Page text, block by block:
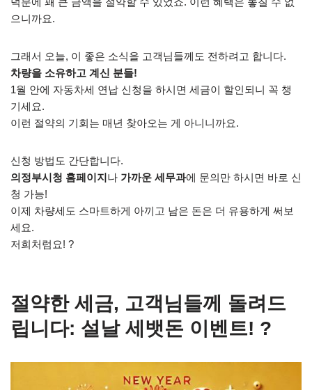
으니까요.
그래서 오늘, 이 좋은 소식을 고객님들께도 전하려고 합니다.
차량을 소유하고 계신 분들!
1월 안에 자동차세 연납 신청을 하시면 세금이 할인되니 꼭 챙
기세요.
이런 절약의 기회는 매년 찾아오는 게 아니니까요.
신청 방법도 간단합니다.
의정부시청 홈페이지나 가까운 세무과에 문의만 하시면 바로 신
청 가능!
이제 차량세도 스마트하게 아끼고 남은 돈은 더 유용하게 써보
세요.
저희처럼요! ?
절약한 세금, 고객님들께 돌려드
립니다: 설날 세뱃돈 이벤트! ?